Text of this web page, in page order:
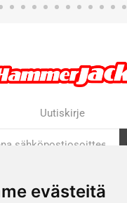
evästeitä
Uutiskirje